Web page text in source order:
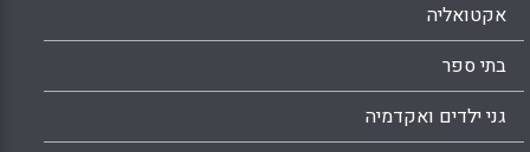
אקטואליה
בתי ספר
גני ילדים ואקדמיה